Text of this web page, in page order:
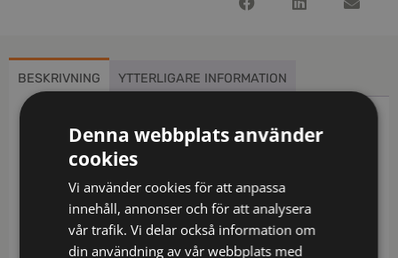
BESKRIVNING YTTERLIGARE INFORMATION
Beskrivning
Smidiga hantverksshorts i hållbar kavalleri twill
med paneler i form av grenkil i stretch Cordura®
som ger extra rörlighet. Rymliga hölsterfickor med
extrafack och förstärkt insida som kan stoppas ned
i framfickorna. Extra hällor för bältet på de största
Denna webbplats använder
cookies
Vi använder cookies för att anpassa
innehåll, annonser och för att analysera
vår trafik. Vi delar också information om
din användning av vår webbplats med